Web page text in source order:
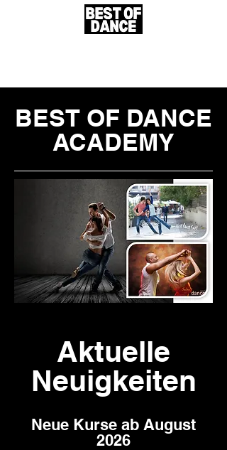
BEST OF DANCE
ACADEMY
Aktuelle
Neuigkeiten
Neue Kurse ab August
2026